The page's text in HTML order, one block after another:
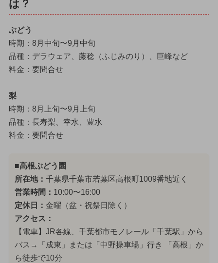
は？
ぶどう
時期：8月中旬〜9月中旬
品種：デラウェア、藤稔（ふじみのり）、巨峰など
料金：要問合せ
梨
時期：8月上旬〜9月上旬
品種：長寿梨、幸水、豊水
料金：要問合せ
■高根ぶどう園
所在地： 千葉県千葉市若葉区高根町1009番地近く
営業時間： 10:00〜16:00
定休日： 金曜（盆・祝祭日除く）
アクセス：
【電車】JR各線、千葉都市モノレール「千葉駅」から
バス→「成東」または「中野操車場」行き 「高根」か
ら徒歩で10分